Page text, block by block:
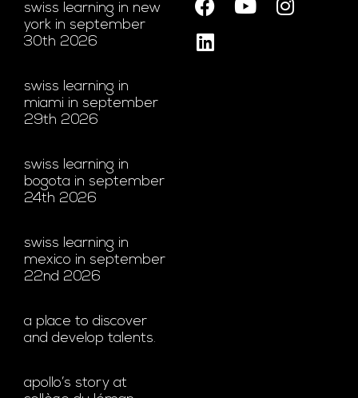
swiss learning in new
york in september
30th 2026
swiss learning in
miami in september
29th 2026
swiss learning in
bogota in september
24th 2026
swiss learning in
mexico in september
22nd 2026
a place to discover
and develop talents.
apollo’s story at